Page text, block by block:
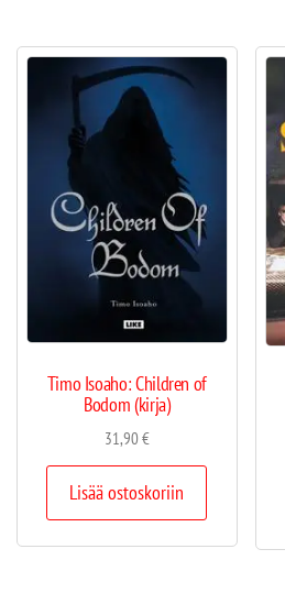
Timo Isoaho: Children of
Bodom (kirja)
31,90€
Lisää ostoskoriin